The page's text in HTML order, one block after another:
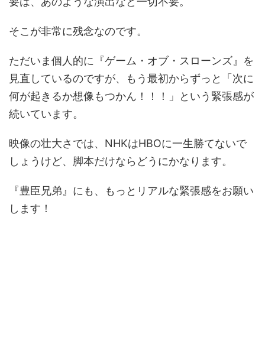
そこが非常に残念なのです。
ただいま個人的に『ゲーム・オブ・スローンズ』を
見直しているのですが、もう最初からずっと「次に
何が起きるか想像もつかん！！！」という緊張感が
続いています。
映像の壮大さでは、NHKはHBOに一生勝てないで
しょうけど、脚本だけならどうにかなります。
『豊臣兄弟』にも、もっとリアルな緊張感をお願い
します！